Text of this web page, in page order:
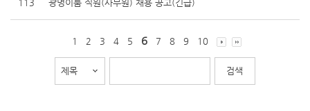
113 광명이룸 직원(사무원) 채용 공고(긴급)
1 2 3 4 5 6 7 8 9 10